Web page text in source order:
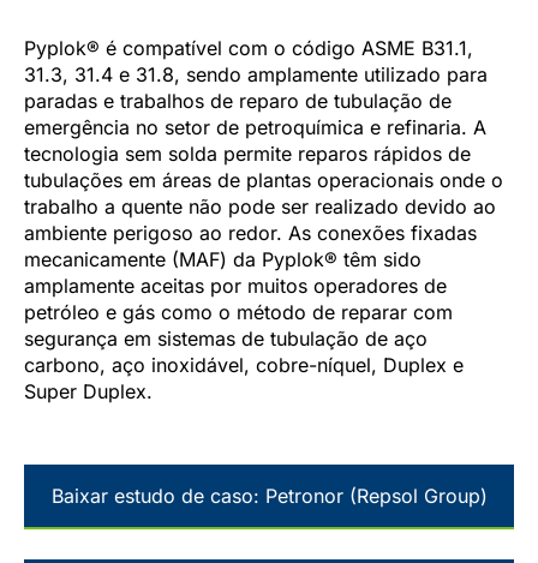
Pyplok® é compatível com o código ASME B31.1,
31.3, 31.4 e 31.8, sendo amplamente utilizado para
paradas e trabalhos de reparo de tubulação de
emergência no setor de petroquímica e refinaria. A
tecnologia sem solda permite reparos rápidos de
tubulações em áreas de plantas operacionais onde o
trabalho a quente não pode ser realizado devido ao
ambiente perigoso ao redor. As conexões fixadas
mecanicamente (MAF) da Pyplok® têm sido
amplamente aceitas por muitos operadores de
petróleo e gás como o método de reparar com
segurança em sistemas de tubulação de aço
carbono, aço inoxidável, cobre-níquel, Duplex e
Super Duplex.
Baixar estudo de caso: Petronor (Repsol Group)